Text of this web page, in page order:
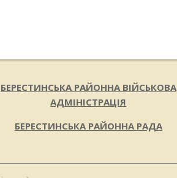
БЕРЕСТИНСЬКА РАЙОННА ВІЙСЬКОВА
АДМІНІСТРАЦІЯ
БЕРЕСТИНСЬКА РАЙОННА РАДА